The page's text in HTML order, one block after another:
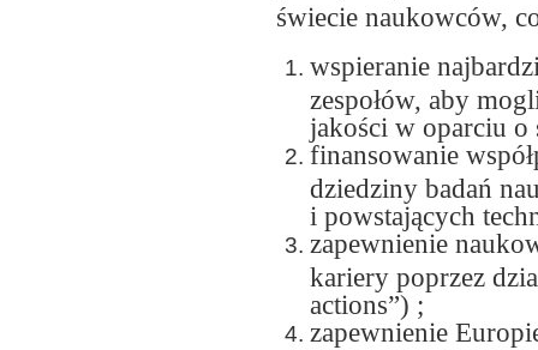
świecie naukowców,
wspieranie
zespołów, aby
jakości w oparciu o
finansowanie
dziedziny badań
i powstających
zapewnienie
kariery poprzez
actions”) ;
zapewnienie